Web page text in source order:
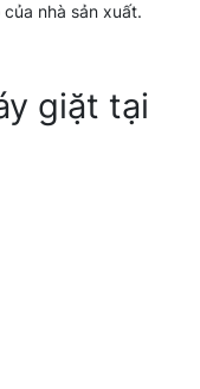
nhà sản xuất.
giặt tại